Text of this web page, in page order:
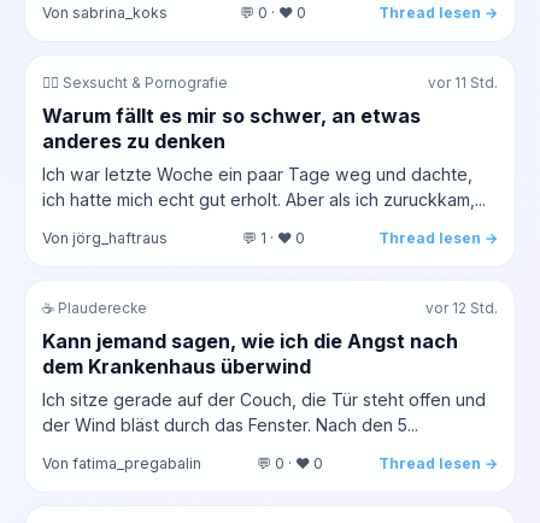
Von sabrina_koks 💬 0 · ❤️ 0 Thread lesen →
❤️‍🔥 Sexsucht & Pornografie vor 11 Std.
Warum fällt es mir so schwer, an etwas
anderes zu denken
Ich war letzte Woche ein paar Tage weg und dachte,
ich hatte mich echt gut erholt. Aber als ich zuruckkam,...
Von jörg_haftraus 💬 1 · ❤️ 0 Thread lesen →
☕ Plauderecke vor 12 Std.
Kann jemand sagen, wie ich die Angst nach
dem Krankenhaus überwind
Ich sitze gerade auf der Couch, die Tür steht offen und
der Wind bläst durch das Fenster. Nach den 5...
Von fatima_pregabalin 💬 0 · ❤️ 0 Thread lesen →